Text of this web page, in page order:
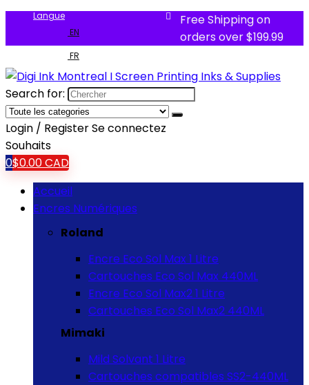
Langue
EN
FR
Free Shipping on
orders over $199.99
Search for:
Login / RegisterSe connectez
Souhaits
0$0.00CAD
Accueil
Encres Numériques
Roland
Encre Eco Sol Max 1 Litre
Cartouches Eco Sol Max 440ML
Encre Eco Sol Max2 1 Litre
Cartouches Eco Sol Max2 440ML
Mimaki
Mild Solvant 1 Litre
Cartouches compatibles SS2-440ML